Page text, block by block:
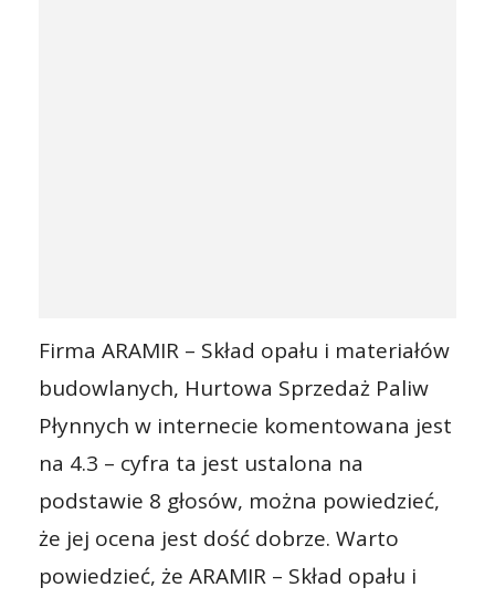
Firma ARAMIR – Skład opału i materiałów
budowlanych, Hurtowa Sprzedaż Paliw
Płynnych w internecie komentowana jest
na 4.3 – cyfra ta jest ustalona na
podstawie 8 głosów, można powiedzieć,
że jej ocena jest dość dobrze. Warto
powiedzieć, że ARAMIR – Skład opału i